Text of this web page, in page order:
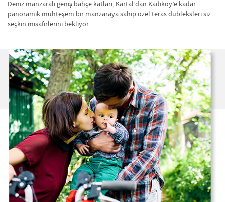
Deniz manzaralı geniş bahçe katları, Kartal’dan Kadıköy’e kadar
panoramik muhteşem bir manzaraya sahip özel teras dubleksleri siz
seçkin misafirlerini bekliyor.